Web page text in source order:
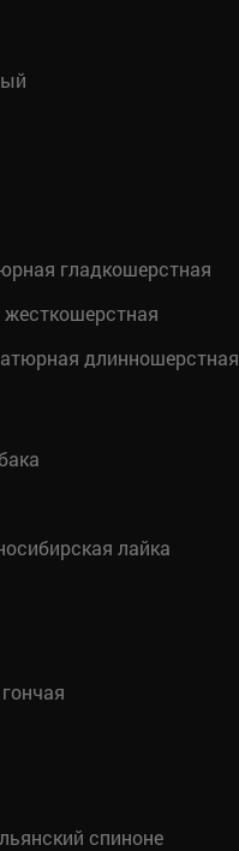
гладкошерстная
длинношерстная
лайка
спиноне